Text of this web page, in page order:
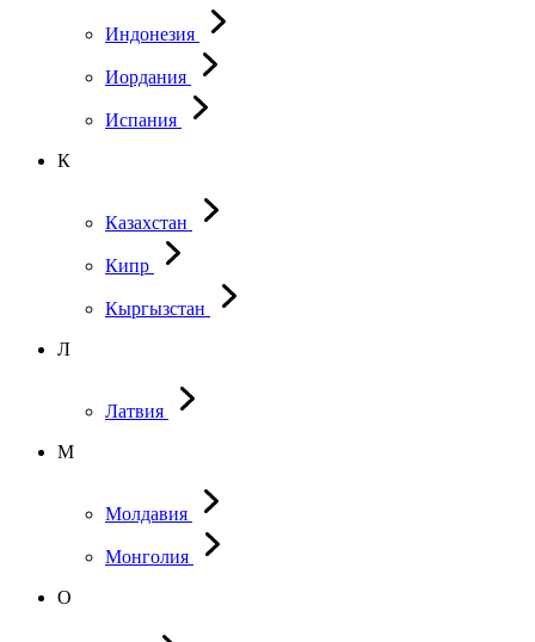
Индонезия
Иордания
Испания
К
Казахстан
Кипр
Кыргызстан
Л
Латвия
М
Молдавия
Монголия
О